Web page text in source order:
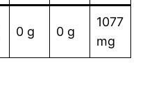
0 g 0 g
1077
mg